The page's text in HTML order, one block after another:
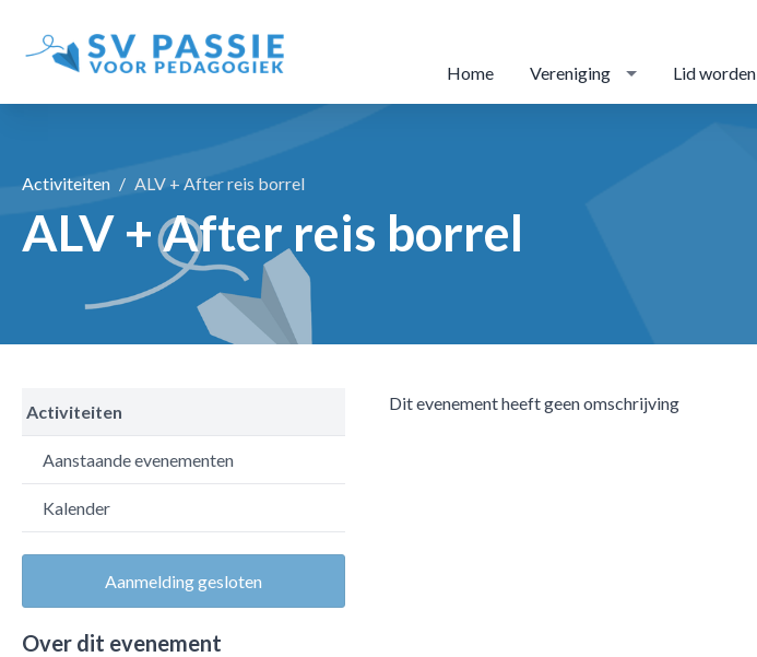
Home Vereniging Lid worden
Activiteiten ALV + After reis borrel
ALV + After reis borrel
Activiteiten
Aanstaande evenementen
Kalender
Aanmelding gesloten
Over dit evenement
Dit evenement heeft geen omschrijving